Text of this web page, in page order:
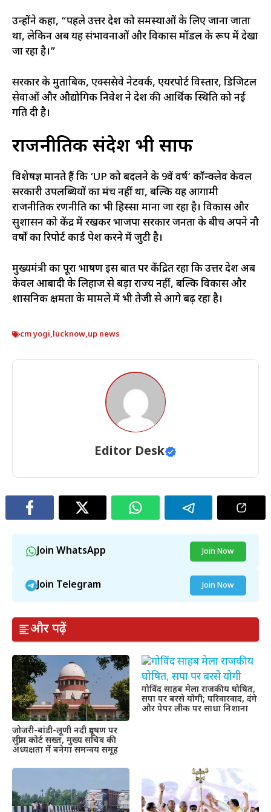
उन्होंने कहा, “पहले उत्तर प्रदेश को समस्याओं के लिए जाना जाता
था, लेकिन अब यह संभावनाओं और विकास मॉडल के रूप में देखा
जा रहा है।”
सरकार के मुताबिक, एक्सप्रेसवे नेटवर्क, एयरपोर्ट विस्तार, डिजिटल
सेवाओं और औद्योगिक निवेश ने प्रदेश की आर्थिक स्थिति को नई
गति दी है।
राजनीतिक संदेश भी साफ
विशेषज्ञ मानते हैं कि ‘UP को बदलने के 9वें वर्ष’ कॉन्क्लेव केवल
सरकारी उपलब्धियों का मंच नहीं था, बल्कि यह आगामी
राजनीतिक रणनीति का भी हिस्सा माना जा रहा है। विकास और
सुशासन को केंद्र में रखकर भाजपा सरकार जनता के बीच अपने नौ
वर्षों का रिपोर्ट कार्ड पेश करने में जुटी है।
मुख्यमंत्री का पूरा भाषण इस बात पर केंद्रित रहा कि उत्तर प्रदेश अब
केवल आबादी के लिहाज से बड़ा राज्य नहीं, बल्कि विकास और
प्रशासनिक क्षमता के मामले में भी तेजी से आगे बढ़ रहा है।
cm yogi,lucknow,up news
Editor Desk
Join WhatsApp Join Now
Join Telegram Join Now
और पढ़ें
जोजरी-बांडी-लूणी नदी प्रदूषण पर
सुप्रीम कोर्ट सख्त, मुख्य सचिव की
अध्यक्षता में बनेगा समन्वय समूह
गोविंद साहब मेला राजकीय घोषित,
सपा पर बरसे योगी; परिवारवाद, दंगे
और पेपर लीक पर साधा निशाना